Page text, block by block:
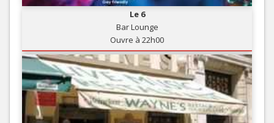
Le 6
Bar Lounge
Ouvre à 22h00